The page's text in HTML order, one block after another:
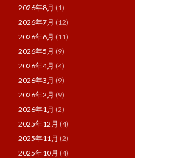
2026年8月 (1)
2026年7月 (12)
2026年6月 (11)
2026年5月 (9)
2026年4月 (4)
2026年3月 (9)
2026年2月 (9)
2026年1月 (2)
2025年12月 (4)
2025年11月 (2)
2025年10月 (4)